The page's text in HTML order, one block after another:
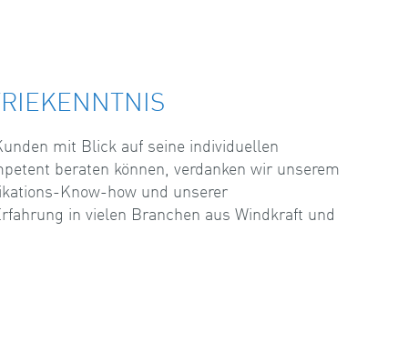
mit Blick auf seine individuellen
beraten können, verdanken wir unserem
Know-how und unserer
in vielen Branchen aus Windkraft und